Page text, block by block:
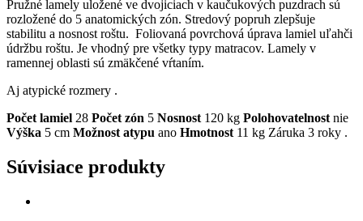
Pružné lamely uložené ve dvojiciach v kaučukových puzdrach sú
rozložené do 5 anatomických zón. Stredový popruh zlepšuje
stabilitu a nosnost roštu. Foliovaná povrchová úprava lamiel uľahči
údržbu roštu. Je vhodný pre všetky typy matracov. Lamely v
ramennej oblasti sú zmäkčené vŕtaním.
Aj atypické rozmery .
Počet lamiel 28 Počet zón 5 Nosnost 120 kg Polohovatelnost nie
Výška 5 cm Možnost atypu ano Hmotnost 11 kg Záruka 3 roky .
Súvisiace produkty